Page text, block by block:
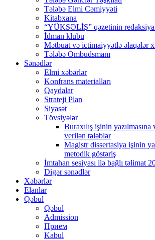
Tələbə Elmi Cəmiyyəti
Kitabxana
“YÜKSƏLİŞ” qəzetinin
İdman klubu
Mətbuat və ictimaiyyətlə əlaqələr
Tələbə Ombudsmanı
Sənədlər
Elmi xəbərlər
Konfrans materialları
Qaydalar
Strateji Plan
Siyasət
Tövsiyələr
Buraxılış işinin
verilən tələblər
Magistr dissertasiya işinin
metodik göstəriş
İmtahan sesiyası ilə bağlı təlimat
Digər sənədlər
Xəbərlər
Elanlar
Qəbul
Qəbul
Admission
Прием
Kabul